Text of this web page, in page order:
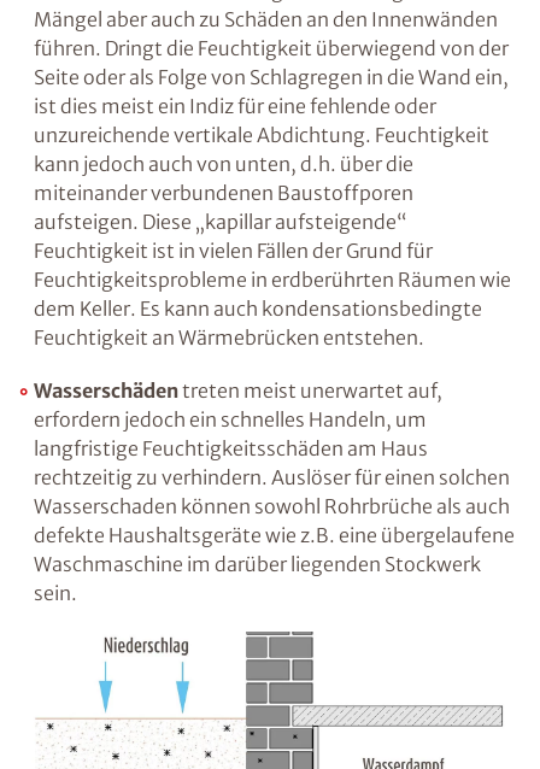
Baumängel
wie Defekte an Dachrändern,
Dachrinnen oder den äußeren Fensterbänken,
aber auch schlecht abgedichtete Balkone
gehören zu den häufigsten Ursachen für
Feuchtigkeitsschäden an den Außenwänden.
Gleichzeitig können die genannten Mängel
aber auch zu Schäden an den Innenwänden
führen. Dringt die Feuchtigkeit überwiegend
von der Seite oder als Folge von Schlagregen in
die Wand ein, ist dies meist ein Indiz für eine
fehlende oder unzureichende vertikale
Abdichtung. Feuchtigkeit kann jedoch auch
von unten, d.h. über die miteinander
verbundenen Baustoffporen aufsteigen. Diese
„kapillar aufsteigende“ Feuchtigkeit ist in
vielen Fällen der Grund für
Feuchtigkeitsprobleme in erdberührten
kondensationsbedingte Feuchtigkeit an
Wasserschädentreten meist unerwartet auf,
erfordern jedoch ein schnelles Handeln, um